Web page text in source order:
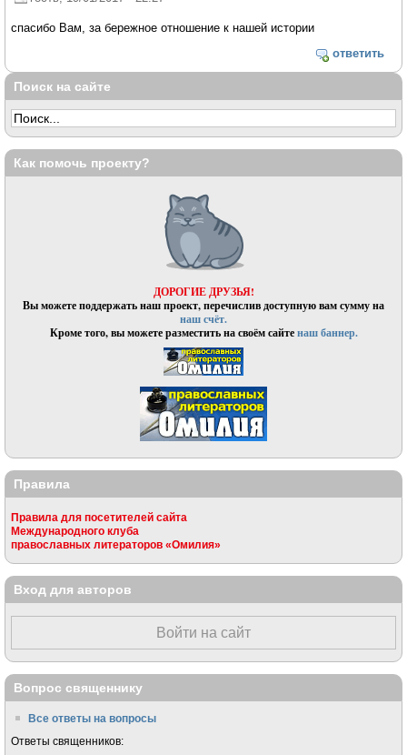
спасибо Вам, за бережное отношение к нашей истории
ответить
Поиск на сайте
Как помочь проекту?
ДОРОГИЕ ДРУЗЬЯ!
Вы можете поддержать наш проект, перечислив доступную вам сумму на
наш счёт.
Кроме того, вы можете разместить на своём сайтенаш баннер.
Правила
Правила для посетителей сайта
Международного клуба
православных литераторов «Омилия»
Вход для авторов
Войти на сайт
Вопрос священнику
Все ответы на вопросы
Ответы священников: